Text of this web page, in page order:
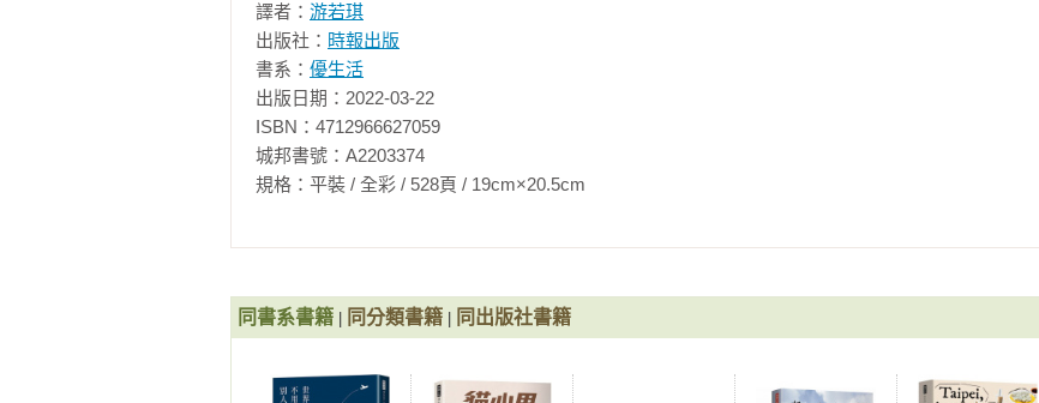
《一枝筆就能開始的素描課【人物篇】：掌握人類身體構造再下筆，即使是火柴人，也能畫出生動角
色！》
掌握人類身體構造再下筆，從畫基本圖形或骨架開始，
不管是動態人物或靜態情景，單靠一枝筆就能豐富表現。
超過上百餘幅示意圖和步驟圖，由簡入繁說明影像視角原理。
準掌握人類身體構造再下筆，即使是火柴人，也會變成生動的角色。一起輕鬆地享受人物素描吧！
升學者最家人像素描學習寶典。
譯者： 游若琪
出版社： 時報出版
書系： 優生活
出版日期：2022-03-22
ISBN：4712966627059
城邦書號：A2203374
規格：平裝 / 全彩 / 528頁 / 19cm×20.5cm
同書系書籍 同分類書籍 同出版社書籍